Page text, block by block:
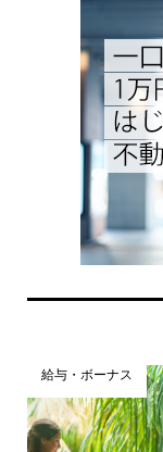
給与・ボーナス